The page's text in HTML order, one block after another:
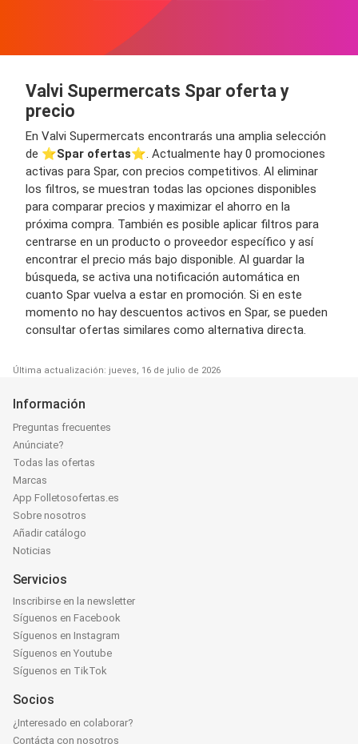
Valvi Supermercats Spar oferta y
precio
En Valvi Supermercats encontrarás una amplia selección
de ⭐️Spar ofertas⭐️. Actualmente hay 0 promociones
activas para Spar, con precios competitivos. Al eliminar
los filtros, se muestran todas las opciones disponibles
para comparar precios y maximizar el ahorro en la
próxima compra. También es posible aplicar filtros para
centrarse en un producto o proveedor específico y así
encontrar el precio más bajo disponible. Al guardar la
búsqueda, se activa una notificación automática en
cuanto Spar vuelva a estar en promoción. Si en este
momento no hay descuentos activos en Spar, se pueden
consultar ofertas similares como alternativa directa.
Última actualización: jueves, 16 de julio de 2026
Información
Preguntas frecuentes
Anúnciate?
Todas las ofertas
Marcas
App Folletosofertas.es
Sobre nosotros
Añadir catálogo
Noticias
Servicios
Inscribirse en la newsletter
Síguenos en Facebook
Síguenos en Instagram
Síguenos en Youtube
Síguenos en TikTok
Socios
¿Interesado en colaborar?
Contácta con nosotros